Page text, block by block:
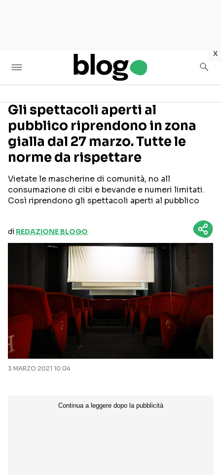
x
Seguici sui social
Gli spettacoli aperti al
pubblico riprendono in zona
gialla dal 27 marzo. Tutte le
norme da rispettare
Vietate le mascherine di comunità, no all
consumazione di cibi e bevande e numeri limitati.
Così riprendono gli spettacoli aperti al pubblico
di REDAZIONE BLOGO
3 MARZO 2021 10:04